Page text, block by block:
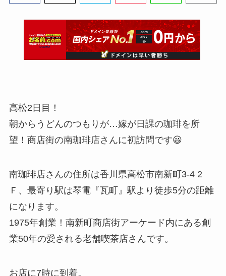
高松2日目！
朝からうどんのつもりが…嫁が日課の珈琲を所
望！商店街の南珈琲店さんに初訪問です😃
南珈琲店さんの住所は香川県高松市南新町3-4 2
Ｆ、最寄り駅は琴電『瓦町』駅より徒歩5分の距離
になります。
1975年創業！南新町商店街アーケード内にある創
業50年の愛される老舗喫茶店さんです。
お店に7時に到着。